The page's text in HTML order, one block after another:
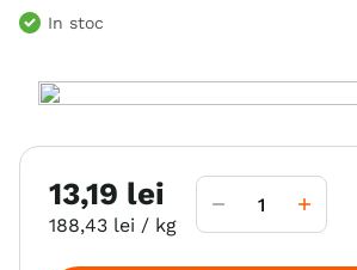
6.
hrana uscata câini
7. hypoallergenic
10. recompense caini
In stoc
13,19 lei
188,43 lei / kg